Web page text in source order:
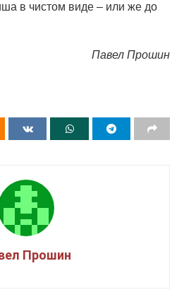
в чистом виде – или же до
Павел Прошин
Прошин